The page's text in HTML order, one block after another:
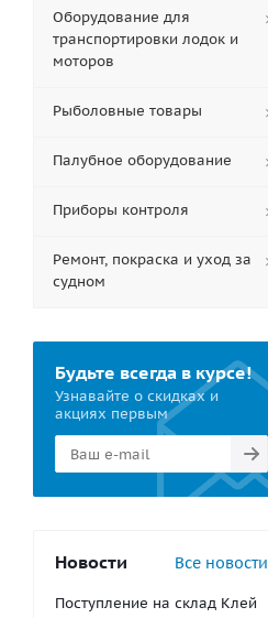
Оборудование для
транспортировки лодок и
моторов
Рыболовные товары
Палубное оборудование
Приборы контроля
Ремонт, покраска и уход за
судном
Будьте всегда в курсе!
Узнавайте о скидках и
акциях первым
Новости Все новости
Поступление на склад Клей